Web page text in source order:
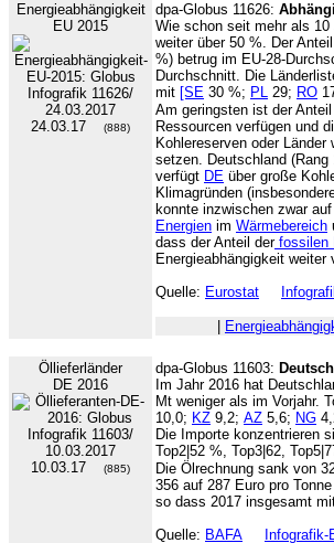
Energieabhängigkeit
EU 2015
24.03.17 (888)
dpa-Globus 11626:
Wie schon seit mehr als 10
weiter über 50 %. Der
%) betrug im EU-28-
Durchschnitt. Die
mit [SE 30 %; PL 29; RO
Am geringsten ist der
Ressourcen verfügen und
Kohlereserven oder
setzen. Deutschland
verfügt DE über große
Klimagründen
konnte inzwischen zwar
Energien im Wärmebereich
dass der Anteil derfossilen
Energieabhängigkeit
Quelle: Eurostat
Öllieferländer
DE 2016
10.03.17 (885)
dpa-Globus 11603:
Im Jahr 2016 hat
Mt weniger als im Vorjahr.
10,0; KZ 9,2; AZ 5,6; NG
Die Importe konzentrieren
Top2|52 %, Top3|62,
Die Ölrechnung sank von
356 auf 287 Euro pro
so dass 2017 insgesamt
Quelle: BAFA Infografik-